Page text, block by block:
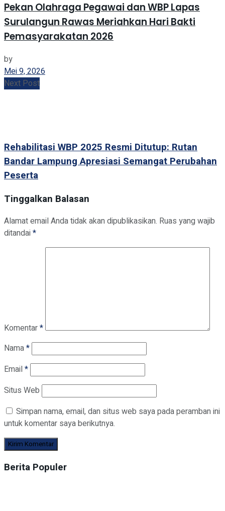
Pekan Olahraga Pegawai dan WBP Lapas
Surulangun Rawas Meriahkan Hari Bakti
Pemasyarakatan 2026
by
Mei 9, 2026
Next Post
Rehabilitasi WBP 2025 Resmi Ditutup: Rutan
Bandar Lampung Apresiasi Semangat Perubahan
Peserta
Tinggalkan Balasan
Alamat email Anda tidak akan dipublikasikan. Ruas yang wajib
ditandai*
Komentar*
Nama*
Email*
Situs Web
Simpan nama, email, dan situs web saya pada peramban ini
untuk komentar saya berikutnya.
Berita Populer